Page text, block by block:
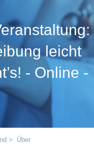
leicht
- Online -
> Über